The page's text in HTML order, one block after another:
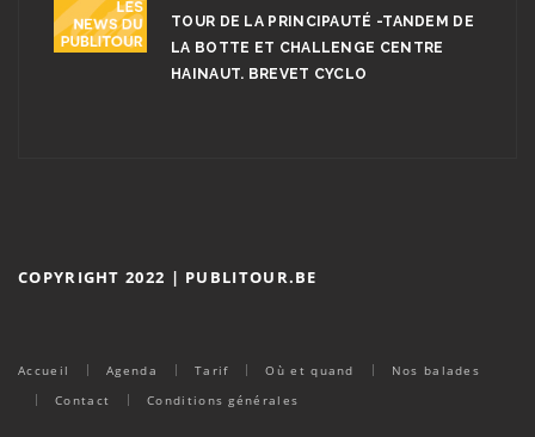
TOUR DE LA PRINCIPAUTÉ -TANDEM DE
LA BOTTE ET CHALLENGE CENTRE
HAINAUT. BREVET CYCLO
COPYRIGHT 2022 | PUBLITOUR.BE
Accueil Agenda Tarif Où et quand
Nos balades
Contact
Conditions générales